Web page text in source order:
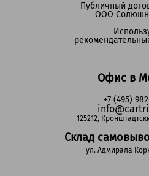
Офис в
+7 (495)
125212,
Склад
ул. Адмирала
Публичный
ООО